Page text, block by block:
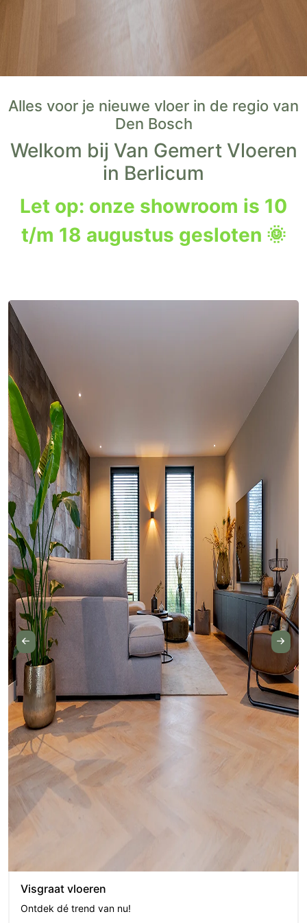
Alles voor je nieuwe vloer in de regio van
Den Bosch
Welkom bij Van Gemert Vloeren
in Berlicum
Let op: onze showroom is 10
t/m 18 augustus gesloten 🌞
Visgraat vloeren
Ontdek dé trend van nu!